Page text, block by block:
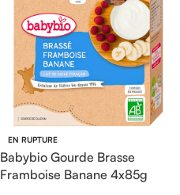
EN RUPTURE
Babybio Gourde Brasse
Framboise Banane 4x85g